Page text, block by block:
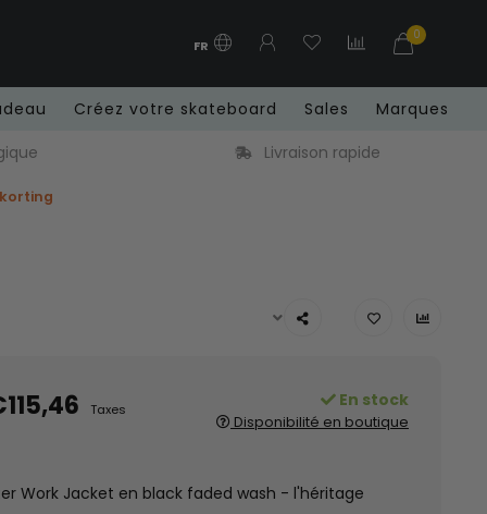
FR
0
Créez votre skateboard Sales
Marques
Livraison rapide
Taxes
En stock
Disponibilité en boutique
Work Jacket en black faded wash - l'héritage